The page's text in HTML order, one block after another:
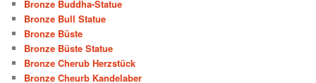
Bronze Buddha-Statue
Bronze Bull Statue
Bronze Büste
Bronze Büste Statue
Bronze Cherub Herzstück
Bronze Cheurb Kandelaber